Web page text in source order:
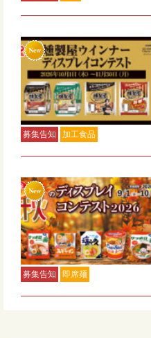
募集告知 加工食品
募集告知 即席麺